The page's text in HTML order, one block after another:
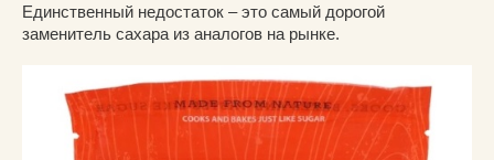
Единственный недостаток – это самый дорогой
заменитель сахара из аналогов на рынке.